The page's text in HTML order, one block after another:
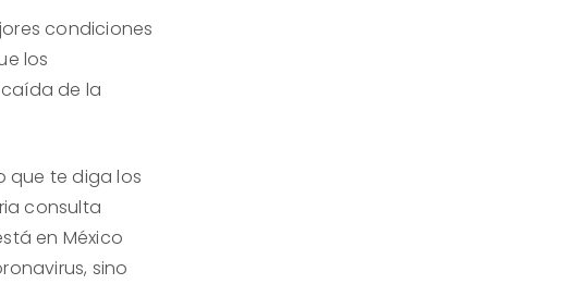
condiciones
los
de la
que te diga los
consulta
en México
sino